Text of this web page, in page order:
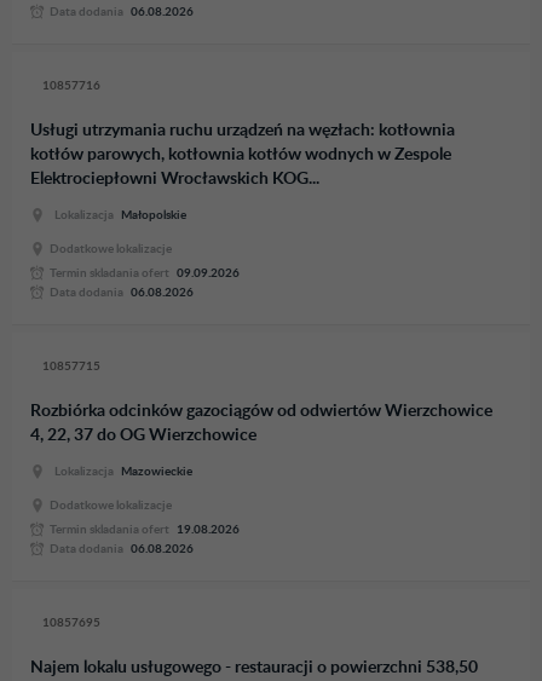
Data dodania
06.08.2026
10857716
Usługi utrzymania ruchu urządzeń na węzłach: kotłownia
kotłów parowych, kotłownia kotłów wodnych w Zespole
Elektrociepłowni Wrocławskich KOG...
Lokalizacja Małopolskie
Dodatkowe lokalizacje
Termin skladania ofert
09.09.2026
Data dodania
06.08.2026
10857715
Rozbiórka odcinków gazociągów od odwiertów Wierzchowice
4, 22, 37 do OG Wierzchowice
Lokalizacja Mazowieckie
Dodatkowe lokalizacje
Termin skladania ofert
19.08.2026
Data dodania
06.08.2026
10857695
Najem lokalu usługowego - restauracji o powierzchni 538,50